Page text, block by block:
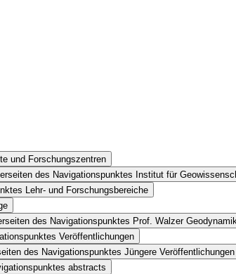
und Forschungszentren
des Navigationspunktes Institut für
Lehr- und Forschungsbereiche
des Navigationspunktes Prof. Walzer
Veröffentlichungen
des Navigationspunktes Jüngere Veröffentlichungen
abstracts